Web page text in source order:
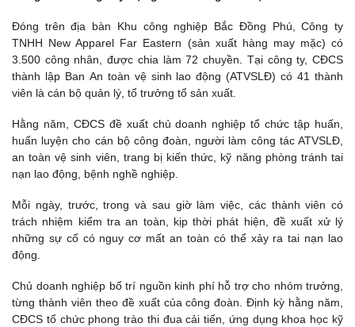
Đóng trên địa bàn Khu công nghiệp Bắc Đồng Phú, Công ty
TNHH New Apparel Far Eastern (sản xuất hàng may mặc) có
3.500 công nhân, được chia làm 72 chuyền. Tại công ty, CĐCS
thành lập Ban An toàn vệ sinh lao động (ATVSLĐ) có 41 thành
viên là cán bộ quản lý, tổ trưởng tổ sản xuất.
Hằng năm, CĐCS đề xuất chủ doanh nghiệp tổ chức tập huấn,
huấn luyện cho cán bộ công đoàn, người làm công tác ATVSLĐ,
an toàn vệ sinh viên, trang bị kiến thức, kỹ năng phòng tránh tai
nạn lao động, bệnh nghề nghiệp.
Mỗi ngày, trước, trong và sau giờ làm việc, các thành viên có
trách nhiệm kiểm tra an toàn, kịp thời phát hiện, đề xuất xử lý
những sự cố có nguy cơ mất an toàn có thể xảy ra tai nạn lao
động.
Chủ doanh nghiệp bố trí nguồn kinh phí hỗ trợ cho nhóm trưởng,
từng thành viên theo đề xuất của công đoàn. Định kỳ hằng năm,
CĐCS tổ chức phong trào thi đua cải tiến, ứng dụng khoa học kỹ